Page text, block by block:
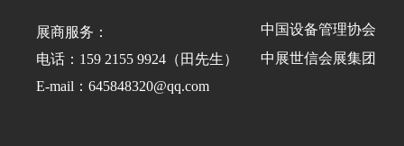
展商服务：
电话：159 2155 9924（田先生）
E-mail：645848320@qq.com
中国设备管理协会
中展世信会展集团